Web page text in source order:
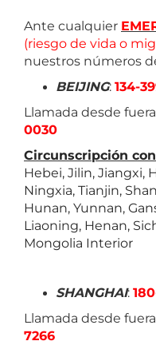
Ante cualquier
(riesgo de vida o
nuestros números
BEIJING: 134-
Llamada desde
0030
Circunscripción
Hebei, Jilin, Jiangxi,
Ningxia, Tianjin,
Hunan, Yunnan,
Liaoning, Henan,
Mongolia Interior
SHANGHAI:
Llamada desde
7266